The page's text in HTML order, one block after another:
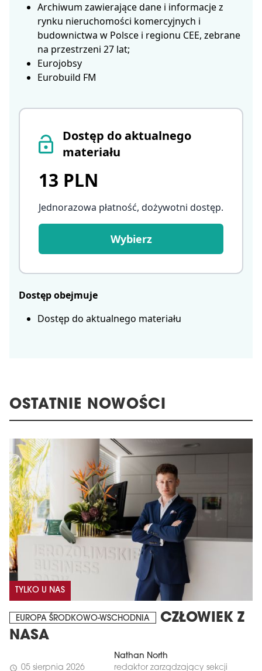
Dostęp do aktualnego
materiału
13 PLN
Jednorazowa płatność, dożywotni dostęp.
Wybierz
Dostęp obejmuje
Dostęp do aktualnego materiału
Archiwum zawierające dane i informacje z
rynku nieruchomości komercyjnych i
budownictwa w Polsce i regionu CEE, zebrane
na przestrzeni 27 lat;
Eurojobsy
Eurobuild FM
OSTATNIE NOWOŚCI
TYLKO U NAS
EUROPA ŚRODKOWO-WSCHODNIA
CZŁOWIEK Z
NASA
schedule 05 sierpnia 2026
Nathan North
redaktor zarządzający sekcji